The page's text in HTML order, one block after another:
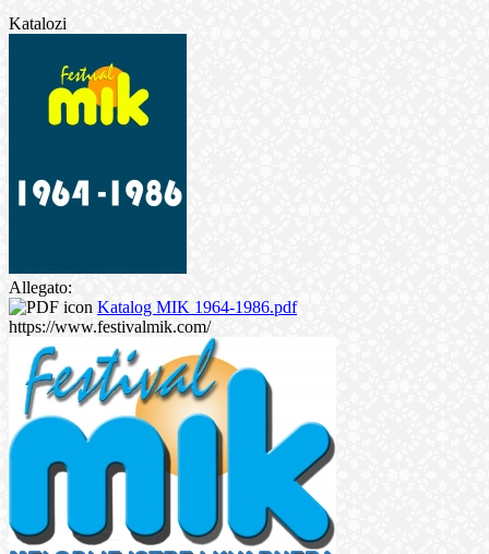
Katalozi
Allegato:
Katalog MIK 1964-1986.pdf
https://www.festivalmik.com/